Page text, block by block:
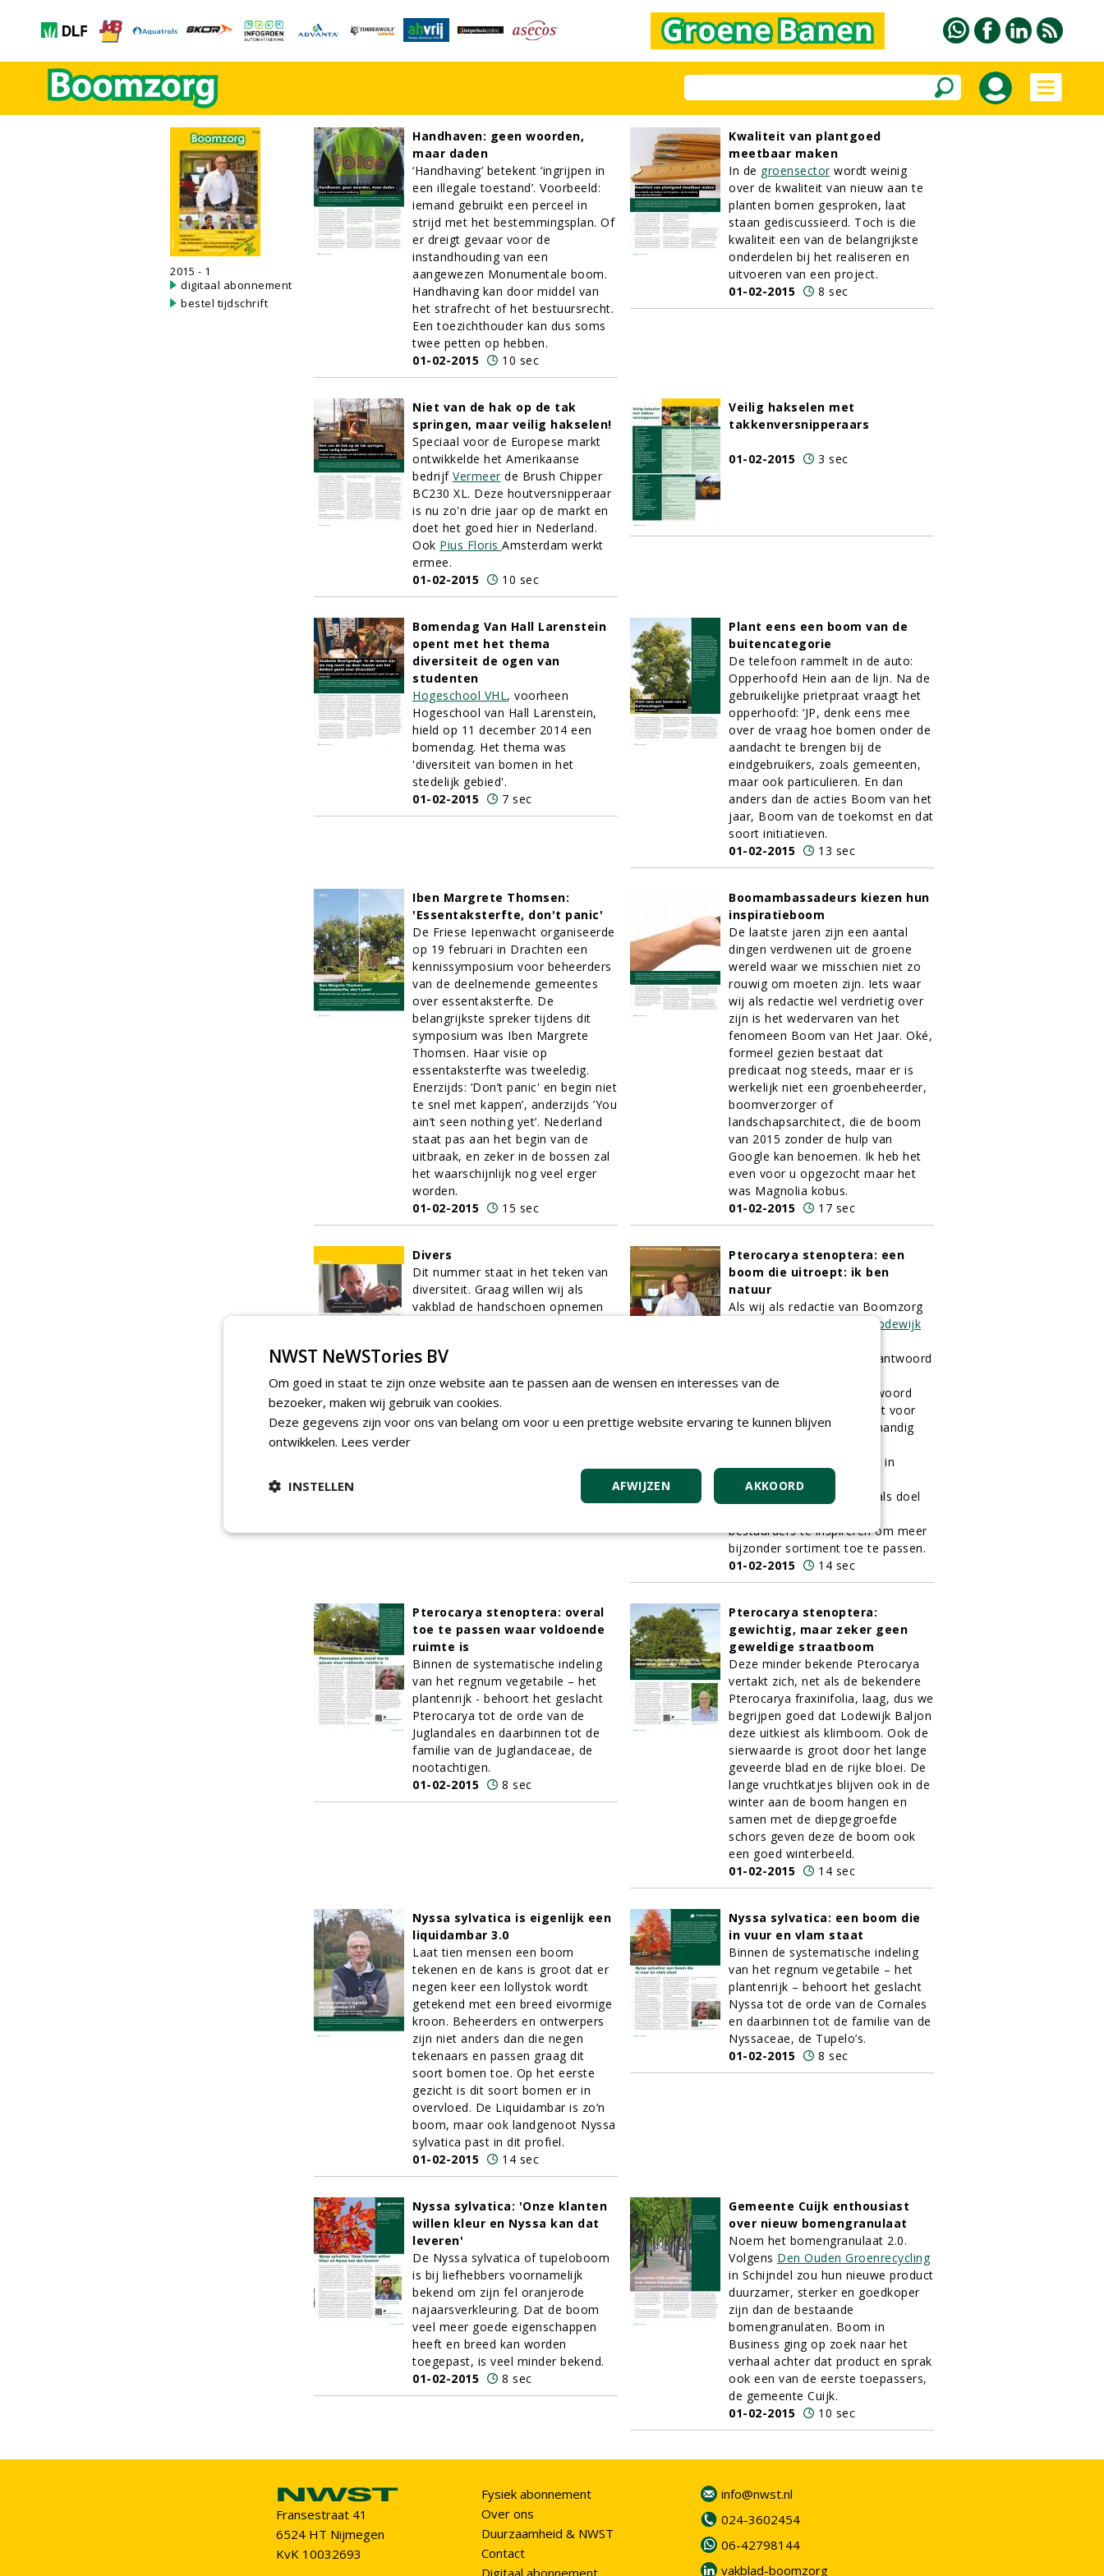
2015 - 1
digitaal abonnement
bestel tijdschrift
Handhaven: geen woorden,
maar daden
‘Handhaving’ betekent ‘ingrijpen in
een illegale toestand’. Voorbeeld:
iemand gebruikt een perceel in
strijd met het bestemmingsplan. Of
er dreigt gevaar voor de
instandhouding van een
aangewezen Monumentale boom.
Handhaving kan door middel van
het strafrecht of het bestuursrecht.
Een toezichthouder kan dus soms
twee petten op hebben.
01-02-2015
10 sec
Kwaliteit van plantgoed
meetbaar maken
In de groensectorwordt weinig
over de kwaliteit van nieuw aan te
planten bomen gesproken, laat
staan gediscussieerd. Toch is die
kwaliteit een van de belangrijkste
onderdelen bij het realiseren en
uitvoeren van een project.
01-02-2015
8 sec
Niet van de hak op de tak
springen, maar veilig hakselen!
Speciaal voor de Europese markt
ontwikkelde het Amerikaanse
bedrijf Vermeerde Brush Chipper
BC230 XL. Deze houtversnipperaar
is nu zo'n drie jaar op de markt en
doet het goed hier in Nederland.
Ook Pius Floris Amsterdam werkt
ermee.
01-02-2015
10 sec
Veilig hakselen met
takkenversnipperaars
01-02-2015 3 sec
Bomendag Van Hall Larenstein
opent met het thema
diversiteit de ogen van
studenten
Hogeschool VHL, voorheen
Hogeschool van Hall Larenstein,
hield op 11 december 2014 een
bomendag. Het thema was
'diversiteit van bomen in het
stedelijk gebied'.
01-02-2015
7 sec
Plant eens een boom van de
buitencategorie
De telefoon rammelt in de auto:
Opperhoofd Hein aan de lijn. Na de
gebruikelijke prietpraat vraagt het
opperhoofd: ‘JP, denk eens mee
over de vraag hoe bomen onder de
aandacht te brengen bij de
eindgebruikers, zoals gemeenten,
maar ook particulieren. En dan
anders dan de acties Boom van het
jaar, Boom van de toekomst en dat
soort initiatieven.
01-02-2015
13 sec
Iben Margrete Thomsen:
'Essentaksterfte, don't panic'
De Friese Iepenwacht organiseerde
op 19 februari in Drachten een
kennissymposium voor beheerders
van de deelnemende gemeentes
over essentaksterfte. De
belangrijkste spreker tijdens dit
symposium was Iben Margrete
Thomsen. Haar visie op
essentaksterfte was tweeledig.
Enerzijds: ’Don’t panic' en begin niet
te snel met kappen’, anderzijds ’You
ain’t seen nothing yet’. Nederland
staat pas aan het begin van de
uitbraak, en zeker in de bossen zal
het waarschijnlijk nog veel erger
worden.
01-02-2015
15 sec
Boomambassadeurs kiezen hun
inspiratieboom
De laatste jaren zijn een aantal
dingen verdwenen uit de groene
wereld waar we misschien niet zo
rouwig om moeten zijn. Iets waar
wij als redactie wel verdrietig over
zijn is het wedervaren van het
fenomeen Boom van Het Jaar. Oké,
formeel gezien bestaat dat
predicaat nog steeds, maar er is
werkelijk niet een groenbeheerder,
boomverzorger of
landschapsarchitect, die de boom
van 2015 zonder de hulp van
Google kan benoemen. Ik heb het
even voor u opgezocht maar het
was Magnolia kobus.
01-02-2015
17 sec
Divers
Dit nummer staat in het teken van
diversiteit. Graag willen wij als
vakblad de handschoen opnemen
brengen. Gelukkig zijn we af van de
discussie dat het alleen maar
inheems of exoot mag zijn.
01-02-2015
Pterocarya stenoptera: een
boom die uitroept: ik ben
natuur
Als wij als redactie van Boomzorg
Lodewijk
inspiratieboom, komt het antwoord
snel: 'Ik kies de klimboom.'
Misschien een logisch antwoord
voor een architect: die gaat voor
functie, maar wat minder handig
Boomambassadeur. Dat is in
essentie toch een
sortimentswedstrijd, met als doel
bestuurders te inspireren om meer
bijzonder sortiment toe te passen.
01-02-2015
14 sec
Pterocarya stenoptera: overal
toe te passen waar voldoende
ruimte is
Binnen de systematische indeling
van het regnum vegetabile – het
plantenrijk - behoort het geslacht
Pterocarya tot de orde van de
Juglandales en daarbinnen tot de
familie van de Juglandaceae, de
nootachtigen.
01-02-2015
8 sec
Pterocarya stenoptera:
gewichtig, maar zeker geen
geweldige straatboom
Deze minder bekende Pterocarya
vertakt zich, net als de bekendere
Pterocarya fraxinifolia, laag, dus we
begrijpen goed dat Lodewijk Baljon
deze uitkiest als klimboom. Ook de
sierwaarde is groot door het lange
geveerde blad en de rijke bloei. De
lange vruchtkatjes blijven ook in de
winter aan de boom hangen en
samen met de diepgegroefde
schors geven deze de boom ook
een goed winterbeeld.
01-02-2015
14 sec
Nyssa sylvatica is eigenlijk een
liquidambar 3.0
Laat tien mensen een boom
tekenen en de kans is groot dat er
negen keer een lollystok wordt
getekend met een breed eivormige
kroon. Beheerders en ontwerpers
zijn niet anders dan die negen
tekenaars en passen graag dit
soort bomen toe. Op het eerste
gezicht is dit soort bomen er in
overvloed. De Liquidambar is zo’n
boom, maar ook landgenoot Nyssa
sylvatica past in dit profiel.
01-02-2015
14 sec
Nyssa sylvatica: een boom die
in vuur en vlam staat
Binnen de systematische indeling
van het regnum vegetabile – het
plantenrijk – behoort het geslacht
Nyssa tot de orde van de Cornales
en daarbinnen tot de familie van de
Nyssaceae, de Tupelo’s.
01-02-2015
8 sec
Nyssa sylvatica: 'Onze klanten
willen kleur en Nyssa kan dat
leveren'
De Nyssa sylvatica of tupeloboom
is bij liefhebbers voornamelijk
bekend om zijn fel oranjerode
najaarsverkleuring. Dat de boom
veel meer goede eigenschappen
heeft en breed kan worden
toegepast, is veel minder bekend.
01-02-2015
8 sec
Gemeente Cuijk enthousiast
over nieuw bomengranulaat
Noem het bomengranulaat 2.0.
Volgens Den Ouden Groenrecycling
in Schijndel zou hun nieuwe product
duurzamer, sterker en goedkoper
zijn dan de bestaande
bomengranulaten. Boom in
Business ging op zoek naar het
verhaal achter dat product en sprak
ook een van de eerste toepassers,
de gemeente Cuijk.
01-02-2015
10 sec
Fransestraat 41
6524 HT Nijmegen
KvK 10032693
Fysiek abonnement
Over ons
Duurzaamheid & NWST
Contact
Digitaal abonnement
info@nwst.nl
024-3602454
06-42798144
vakblad-boomzorg
NWST NeWSTories BV
Om goed in staat te zijn onze website aan te passen aan de wensen en interesses van de
bezoeker, maken wij gebruik van cookies.
Deze gegevens zijn voor ons van belang om voor u een prettige website ervaring te kunnen blijven
ontwikkelen. Lees verder
AKKOORD
AFWIJZEN
INSTELLEN